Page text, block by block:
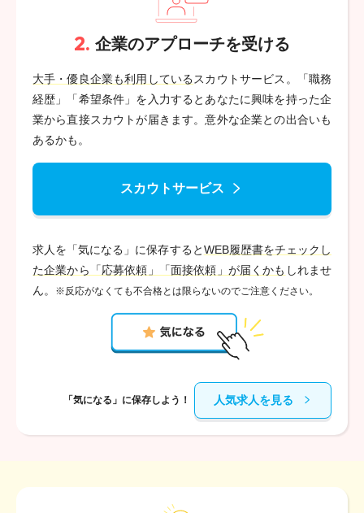
2. 企業のアプローチを受ける
大手・優良企業も利用している スカウトサービス。「職務
経歴」「希望条件」を入力するとあなたに興味を持った企
業から直接スカウトが届きます。意外な企業との出合いも
あるかも。
スカウトサービス
求人を「気になる」に保存するとWEB履歴書をチェックし
た企業から「応募依頼」「面接依頼」が届くかも しれませ
ん。
※反応がなくても不合格とは限らないのでご注意ください。
「気になる」に保存しよう！ 人気求人を見る